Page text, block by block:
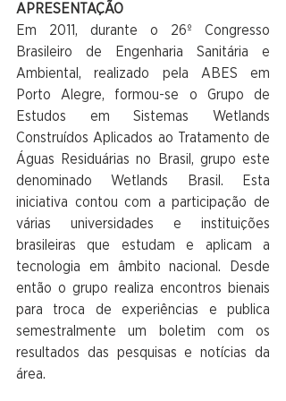
APRESENTAÇÃO
Em 2011, durante o 26º Congresso
Brasileiro de Engenharia Sanitária e
Ambiental, realizado pela ABES em
Porto Alegre, formou-se o Grupo de
Estudos em Sistemas Wetlands
Construídos Aplicados ao Tratamento de
Águas Residuárias no Brasil, grupo este
denominado Wetlands Brasil. Esta
iniciativa contou com a participação de
várias universidades e instituições
brasileiras que estudam e aplicam a
tecnologia em âmbito nacional. Desde
então o grupo realiza encontros bienais
para troca de experiências e publica
semestralmente um boletim com os
resultados das pesquisas e notícias da
área.